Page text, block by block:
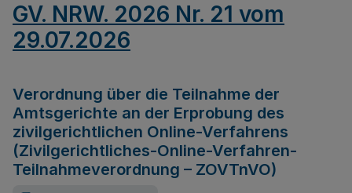
GV. NRW. 2026 Nr. 21 vom
29.07.2026
Verordnung über die Teilnahme der
Amtsgerichte an der Erprobung des
zivilgerichtlichen Online-Verfahrens
(Zivilgerichtliches-Online-Verfahren-
Teilnahmeverordnung – ZOVTnVO)